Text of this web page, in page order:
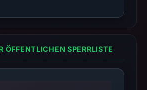
ÖFFENTLICHEN SPERRLISTE